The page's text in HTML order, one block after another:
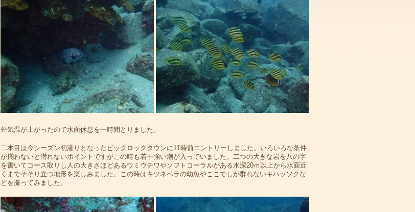
外気温が上がったので水面休息を一時間とりました。
二本目は今シーズン初潜りとなったビックロックタウンに11時前エントリーしました。いろいろな条件
が揃わないと潜れないポイントですがこの時も若干強い潮が入っていました。二つの大きな岩を八の字
を書いてコース取りし人の大きさほどあるウミウチワやソフトコーラルがある水深20ｍ以上から水面近
くまでそそり立つ地形を楽しみました。この時はキツネベラの幼魚やここでしか群れないキハッソクな
どを撮ってみました。